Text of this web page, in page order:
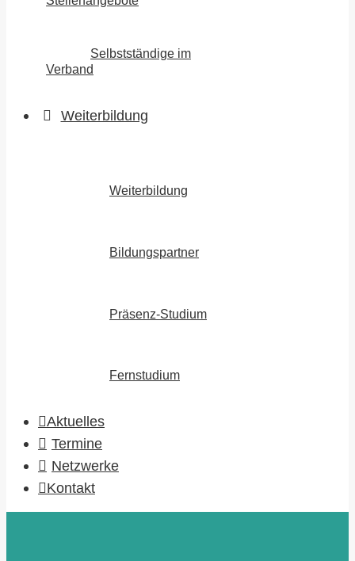
Selbstständige im
Verband
Weiterbildung
Weiterbildung
Bildungspartner
Präsenz-Studium
Fernstudium
Aktuelles
Termine
Netzwerke
Kontakt